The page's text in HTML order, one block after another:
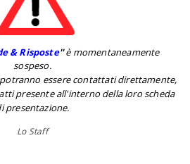
& Risposte''è momentaneamente
sospeso.
essere contattati direttamente,
presente all'interno della loro scheda
presentazione.
Lo Staff